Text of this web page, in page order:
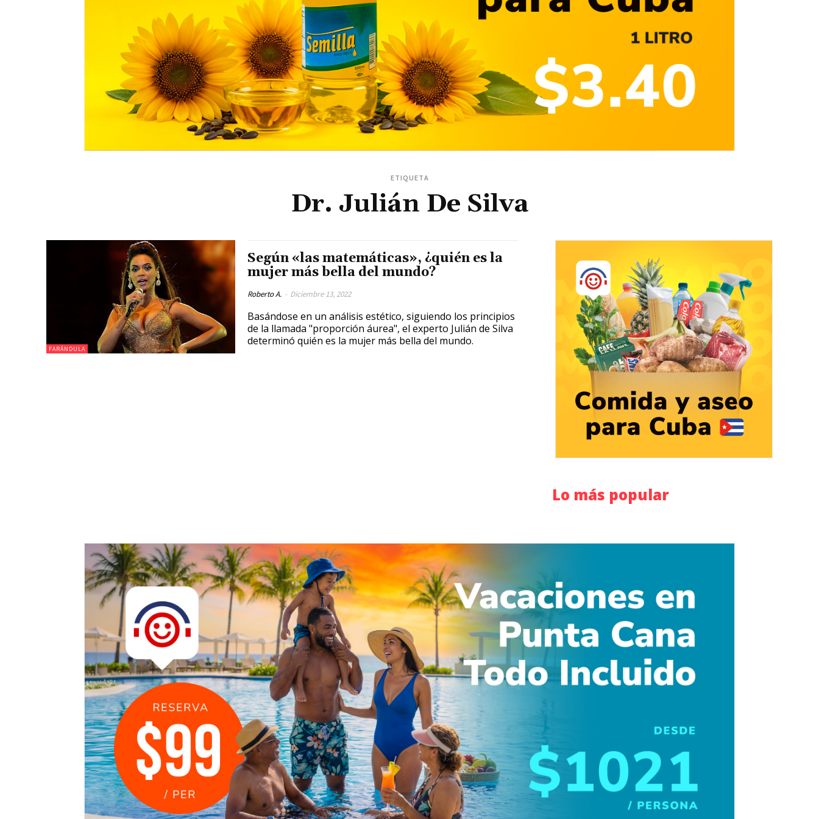
ETIQUETA
Dr. Julián De Silva
FARÁNDULA
Según «las matemáticas», ¿quién es la
mujer más bella del mundo?
Roberto A. - Diciembre 13, 2022
Basándose en un análisis estético, siguiendo los principios
de la llamada "proporción áurea", el experto Julián de Silva
determinó quién es la mujer más bella del mundo.
Lo más popular